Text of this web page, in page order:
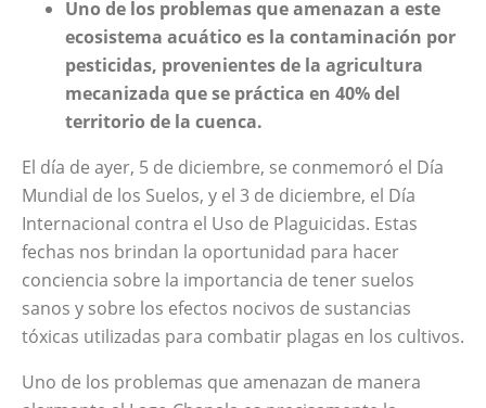
Uno de los problemas que amenazan a este
ecosistema acuático es la contaminación por
pesticidas, provenientes de la agricultura
mecanizada que se práctica en 40% del
territorio de la cuenca.
El día de ayer, 5 de diciembre, se conmemoró el Día
Mundial de los Suelos, y el 3 de diciembre, el Día
Internacional contra el Uso de Plaguicidas. Estas
fechas nos brindan la oportunidad para hacer
conciencia sobre la importancia de tener suelos
sanos y sobre los efectos nocivos de sustancias
tóxicas utilizadas para combatir plagas en los cultivos.
Uno de los problemas que amenazan de manera